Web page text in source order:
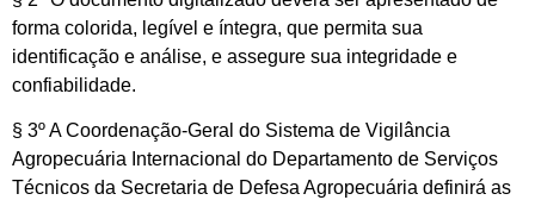
forma colorida, legível e íntegra, que permita sua
identificação e análise, e assegure sua integridade e
confiabilidade.
§ 3º A Coordenação-Geral do Sistema de Vigilância
Agropecuária Internacional do Departamento de Serviços
Técnicos da Secretaria de Defesa Agropecuária definirá as